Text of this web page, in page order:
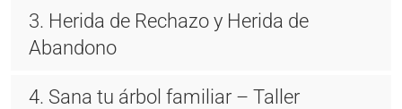
3. Herida de Rechazo y Herida de
Abandono
4. Sana tu árbol familiar – Taller